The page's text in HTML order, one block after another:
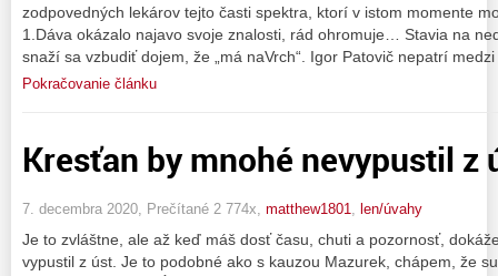
zodpovedných lekárov tejto časti spektra, ktorí v istom momente
1.Dáva okázalo najavo svoje znalosti, rád ohromuje… Stavia na
snaží sa vzbudiť dojem, že „má naVrch“. Igor Patovič nepatrí
Pokračovanie článku
Kresťan by mnohé nevypustil z
7. decembra 2020, Prečítané 2 774x, matthew1801, len/úvahy
Je to zvláštne, ale až keď máš dosť času, chuti a pozornosť,
vypustil z úst. Je to podobné ako s kauzou Mazurek, chápem, že